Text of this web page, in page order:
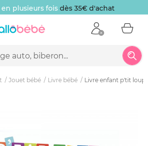
plusieurs fois dès 35€ d'achat
Jouet bébé Livre bébé Livre enfant p'tit loup